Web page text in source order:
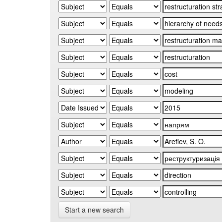
Start a new search